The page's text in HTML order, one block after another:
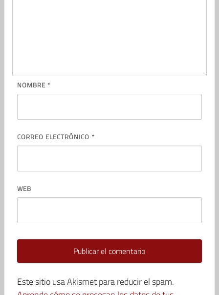
NOMBRE *
CORREO ELECTRÓNICO *
WEB
Este sitio usa Akismet para reducir el spam.